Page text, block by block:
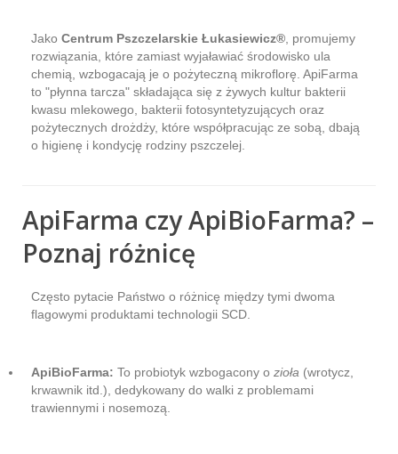
Jako Centrum Pszczelarskie Łukasiewicz® , promujemy
rozwiązania, które zamiast wyjaławiać środowisko ula
chemią, wzbogacają je o pożyteczną mikroflorę. ApiFarma
to "płynna tarcza" składająca się z żywych kultur bakterii
kwasu mlekowego, bakterii fotosyntetyzujących oraz
pożytecznych drożdży, które współpracując ze sobą, dbają
o higienę i kondycję rodziny pszczelej.
ApiFarma czy ApiBioFarma? –
Poznaj różnicę
Często pytacie Państwo o różnicę między tymi dwoma
flagowymi produktami technologii SCD.
ApiBioFarma: To probiotyk wzbogacony o zioła (wrotycz,
krwawnik itd.), dedykowany do walki z problemami
trawiennymi i nosemozą.